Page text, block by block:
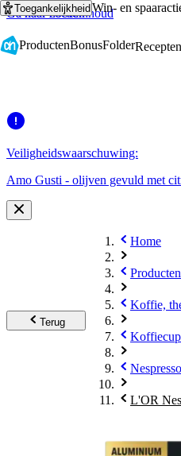
Ga naar hoofdinhoud
Ga naar zoeken
ToegankelijkheidWin- en
ProductenBonusFolderRecepten
Veiligheidswaarschuwing:
Amo Gusti - olijven gevuld met
Terug
Home
Producten
Koffie,
L'OR